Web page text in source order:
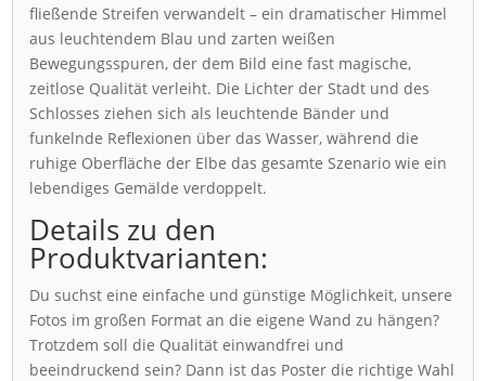
fließende Streifen verwandelt – ein dramatischer Himmel
aus leuchtendem Blau und zarten weißen
Bewegungsspuren, der dem Bild eine fast magische,
zeitlose Qualität verleiht. Die Lichter der Stadt und des
Schlosses ziehen sich als leuchtende Bänder und
funkelnde Reflexionen über das Wasser, während die
ruhige Oberfläche der Elbe das gesamte Szenario wie ein
lebendiges Gemälde verdoppelt.
Details zu den
Produktvarianten:
Du suchst eine einfache und günstige Möglichkeit, unsere
Fotos im großen Format an die eigene Wand zu hängen?
Trotzdem soll die Qualität einwandfrei und
beeindruckend sein? Dann ist das Poster die richtige Wahl